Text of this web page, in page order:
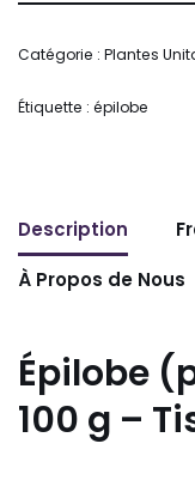
Catégorie : Plantes
Étiquette : épilobe
Description
À Propos de Nous
Épilobe
100 g –